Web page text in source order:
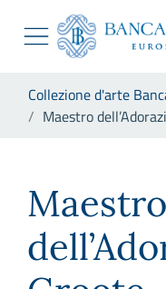
Skip to Main Content
Vai al sito istituzionale
Vai al menu di
Vai alla ricerca
Vai al footer
Collezione d'arte
Maestro
Maestro